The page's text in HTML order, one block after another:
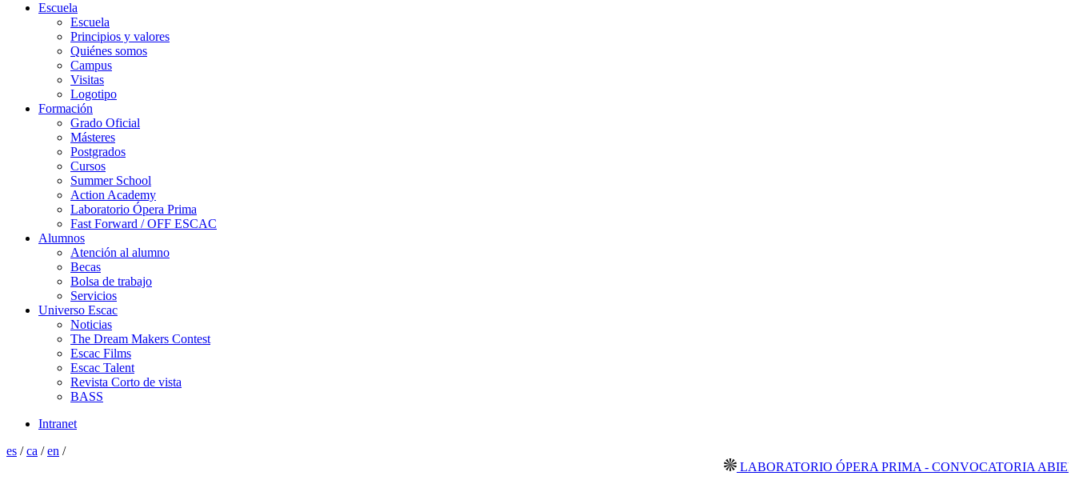
Escuela
Escuela
Principios y valores
Quiénes somos
Campus
Visitas
Logotipo
Formación
Grado Oficial
Másteres
Postgrados
Cursos
Summer School
Action Academy
Laboratorio Ópera Prima
Fast Forward / OFF ESCAC
Alumnos
Atención al alumno
Becas
Bolsa de trabajo
Servicios
Universo Escac
Noticias
The Dream Makers Contest
Escac Films
Escac Talent
Revista Corto de vista
BASS
Intranet
es /ca /en /
LABORATORIO ÓPERA PRIMA - CONVOCATORIA ABIERTA 2026